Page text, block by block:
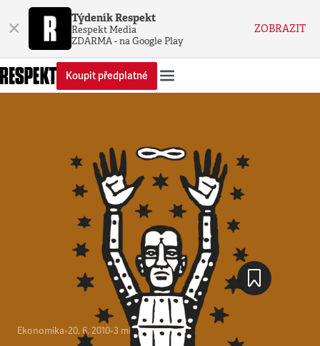
× Týdeník Respekt
Respekt Media
ZDARMA - na Google Play
ZOBRAZIT
Koupit předplatné
Ekonomika•20. 6. 2010•3 minuty